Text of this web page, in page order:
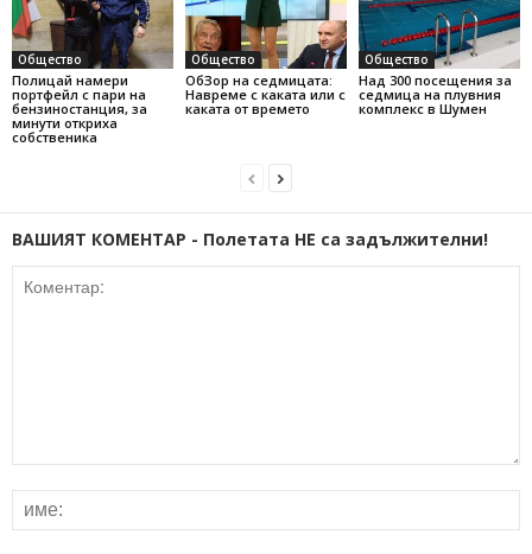
Общество
Полицай намери
портфейл с пари на
бензиностанция, за
минути откриха
собственика
Общество
ОбЗор на седмицата:
Навреме с каката или с
каката от времето
Общество
Над 300 посещения за
седмица на плувния
комплекс в Шумен
ВАШИЯТ КОМЕНТАР - Полетата НЕ са задължителни!